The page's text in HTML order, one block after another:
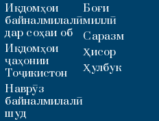
Иқдомҳои
байналмилалӣ
дар соҳаи об
Иқдомҳои
ҷаҳонии
Тоҷикистон
Наврӯз
байналмилалӣ
шуд
Боғи
миллӣ
Саразм
Ҳисор
Ҳулбук